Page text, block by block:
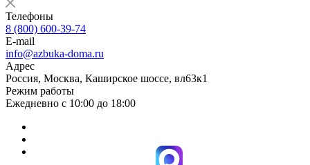
Телефоны
8 (800) 600-39-74
E-mail
info@azbuka-doma.ru
Адрес
Россия, Москва, Каширское шоссе, вл63к1
Режим работы
Ежедневно с 10:00 до 18:00